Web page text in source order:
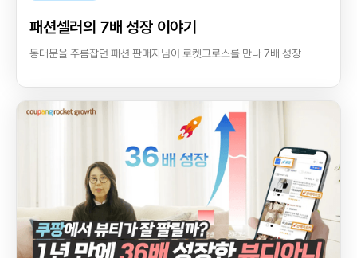
패션셀러의 7배 성장 이야기
동대문을 주름잡던 패션 판매자님이 로켓그로스를 만나 7배 성장